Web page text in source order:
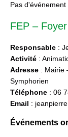
Pas d'événement
FEP –
Responsable :
Activité :
Adresse : Mairie
Symphorien
Téléphone : 06
Email :
Événements